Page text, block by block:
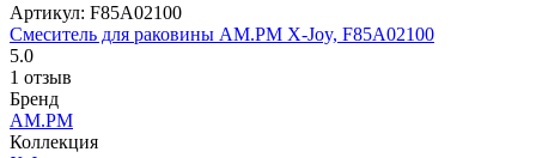
Артикул: F85A02100
Смеситель для раковины AM.PM X-Joy, F85A02100
5.0
1 отзыв
Бренд
AM.PM
Коллекция